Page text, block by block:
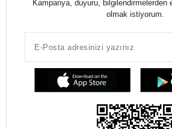
Kampanya, duyuru, bilgilendirmelerden
olmak istiyorum.